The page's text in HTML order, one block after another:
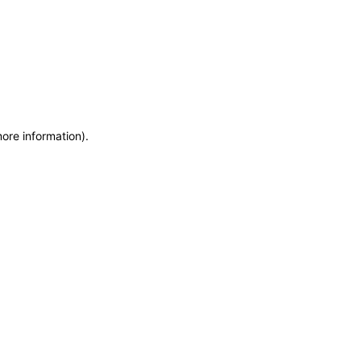
information).